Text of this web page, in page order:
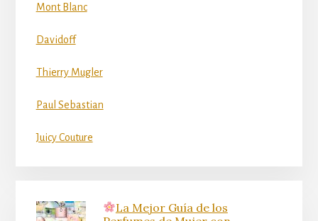
Mont Blanc
Davidoff
Thierry Mugler
Paul Sebastian
Juicy Couture
La Mejor Guía de los